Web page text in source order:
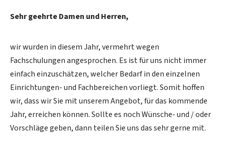
Sehr geehrte Damen und Herren,
wir wurden in diesem Jahr, vermehrt wegen
Fachschulungen angesprochen. Es ist für uns nicht immer
einfach einzuschätzen, welcher Bedarf in den einzelnen
Einrichtungen- und Fachbereichen vorliegt. Somit hoffen
wir, dass wir Sie mit unserem Angebot, für das kommende
Jahr, erreichen können. Sollte es noch Wünsche- und / oder
Vorschläge geben, dann teilen Sie uns das sehr gerne mit.